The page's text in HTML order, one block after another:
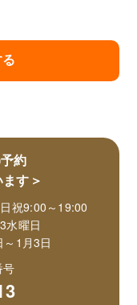
約
す＞
祝9:00～19:00
水曜日
1月3日
号